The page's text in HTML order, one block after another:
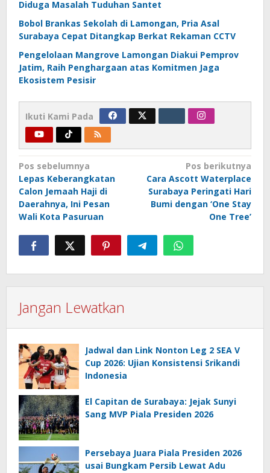
Diduga Masalah Tuduhan Santet
Bobol Brankas Sekolah di Lamongan, Pria Asal
Surabaya Cepat Ditangkap Berkat Rekaman CCTV
Pengelolaan Mangrove Lamongan Diakui Pemprov
Jatim, Raih Penghargaan atas Komitmen Jaga
Ekosistem Pesisir
Ikuti Kami Pada
Navigasi
pos
Pos sebelumnya
Lepas Keberangkatan
Calon Jemaah Haji di
Daerahnya, Ini Pesan
Wali Kota Pasuruan
Pos berikutnya
Cara Ascott Waterplace
Surabaya Peringati Hari
Bumi dengan ‘One Stay
One Tree’
Jangan Lewatkan
Jadwal dan Link Nonton Leg 2 SEA V
Cup 2026: Ujian Konsistensi Srikandi
Indonesia
El Capitan de Surabaya: Jejak Sunyi
Sang MVP Piala Presiden 2026
Persebaya Juara Piala Presiden 2026
usai Bungkam Persib Lewat Adu